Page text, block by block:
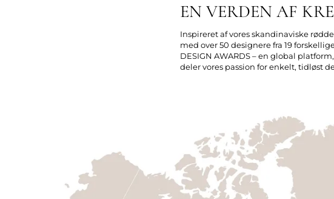
EN VERDEN AF
Inspireret af vores skandinaviske
med over 50 designere fra 19
DESIGN AWARDS – en global
deler vores passion for enkelt, tidløst